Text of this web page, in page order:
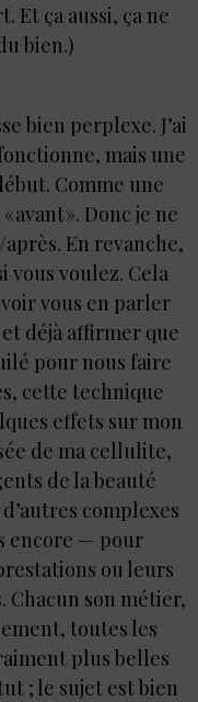
Et ça aussi, ça ne
bien.)
bien perplexe. J’ai
mais une
Comme une
avant ». Donc je ne
En revanche,
vous voulez. Cela
vous en parler
déjà affirmer que
pour nous faire
cette technique
effets sur mon
de ma cellulite,
de la beauté
complexes
encore — pour
ou leurs
Chacun son métier,
toutes les
plus belles
; le sujet est bien